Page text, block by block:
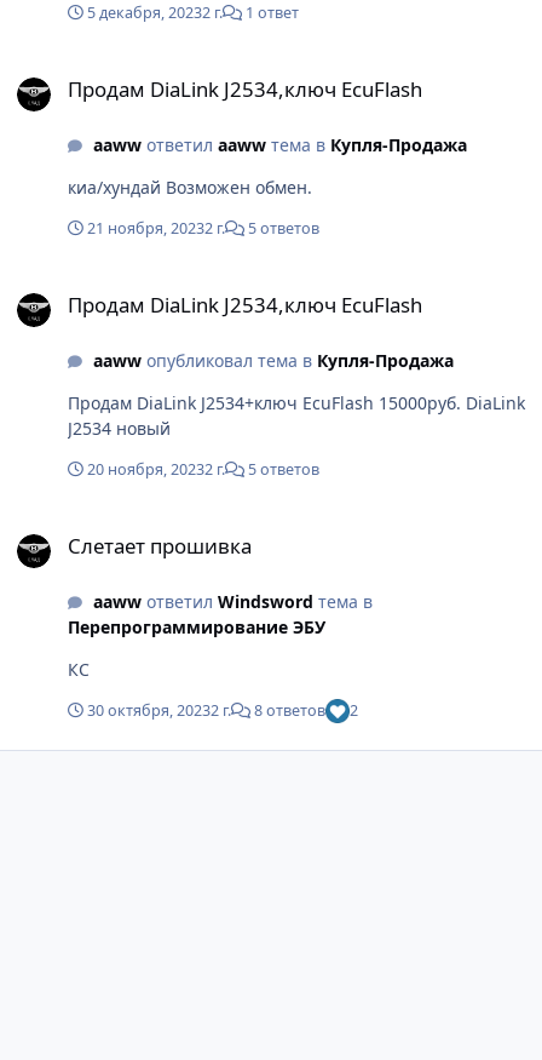
целая, при снятии фишки с панели приборов
панели подобие канов не увидел, и где же этот
5 декабря, 20232 г. 1 ответ
Продам DiaLink J2534,ключ EcuFlash
aawwответил aawwтема в Купля-Продажа
киа/хундай Возможен обмен.
21 ноября, 20232 г. 5 ответов
Продам DiaLink J2534,ключ EcuFlash
aawwопубликовал тема в Купля-Продажа
Продам DiaLink J2534+ключ EcuFlash 15000руб. DiaLink
J2534 новый
20 ноября, 20232 г. 5 ответов
Слетает прошивка
aawwответил Windsword тема в
Перепрограммирование ЭБУ
КС
30 октября, 20232 г. 8 ответов 2